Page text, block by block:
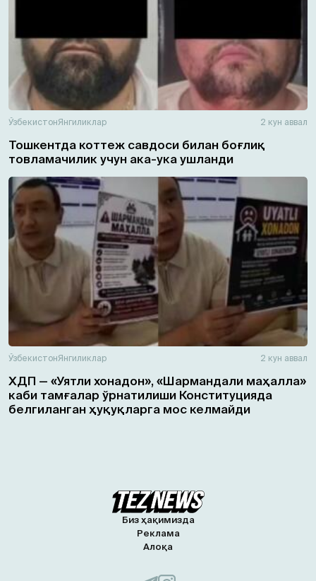
ЎзбекистонЯнгиликлар 2 кун аввал
Тошкентда коттеж савдоси билан боғлиқ
товламачилик учун ака-ука ушланди
ЎзбекистонЯнгиликлар 2 кун аввал
ХДП — «Уятли хонадон», «Шармандали маҳалла»
каби тамғалар ўрнатилиши Конституцияда
белгиланган ҳуқуқларга мос келмайди
Биз ҳақимизда
Реклама
Алоқа